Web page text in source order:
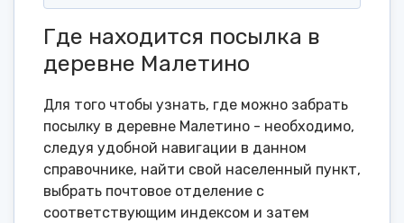
Где находится посылка в
деревне Малетино
Для того чтобы узнать, где можно забрать
посылку в деревне Малетино - необходимо,
следуя удобной навигации в данном
справочнике, найти свой населенный пункт,
выбрать почтовое отделение с
соответствующим индексом и затем